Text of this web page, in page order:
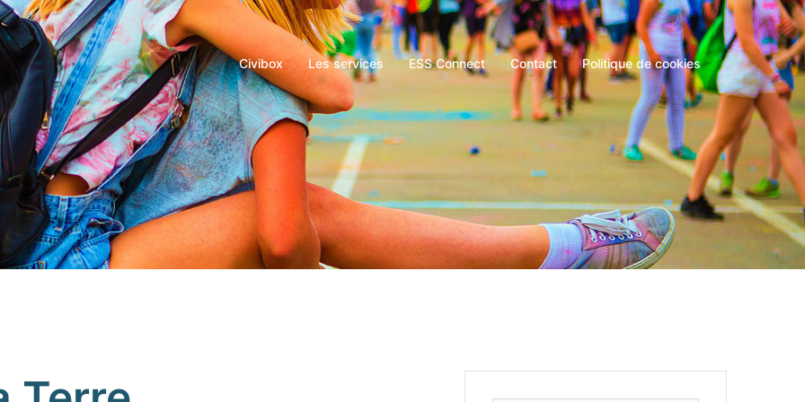
Civibox Les services ESS Connect Contact Politique de cookies